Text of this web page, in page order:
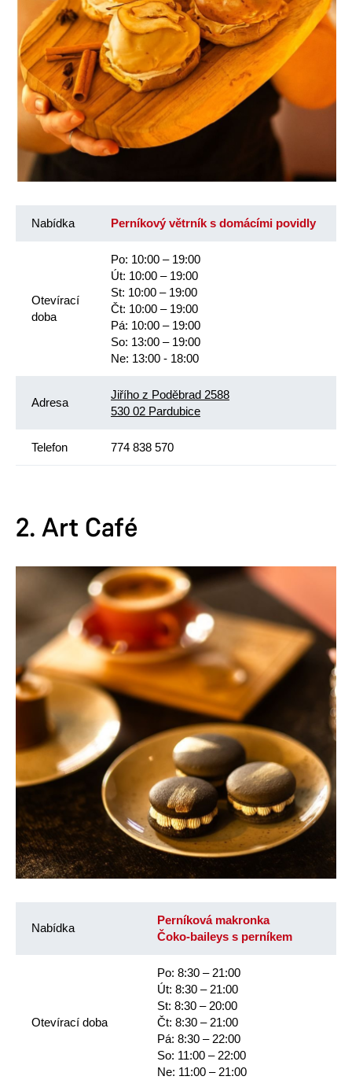
Nabídka Perníkový větrník s domácími povidly
Otevírací
doba
Po: 10:00 – 19:00
Út: 10:00 – 19:00
St: 10:00 – 19:00
Čt: 10:00 – 19:00
Pá: 10:00 – 19:00
So: 13:00 – 19:00
Ne: 13:00 - 18:00
Adresa
Jiřího z Poděbrad 2588
530 02 Pardubice
Telefon 774 838 570
2. Art Café
Nabídka
Perníková makronka
Čoko-baileys s perníkem
Otevírací doba
Po: 8:30 – 21:00
Út: 8:30 – 21:00
St: 8:30 – 20:00
Čt: 8:30 – 21:00
Pá: 8:30 – 22:00
So: 11:00 – 22:00
Ne: 11:00 – 21:00